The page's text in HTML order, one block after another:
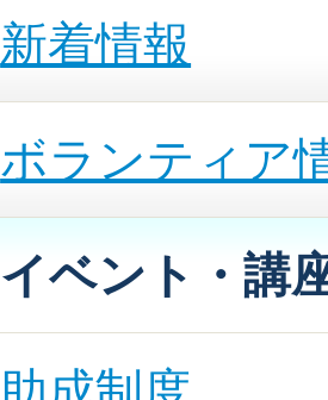
新着情報
ボランティア
イベント・講